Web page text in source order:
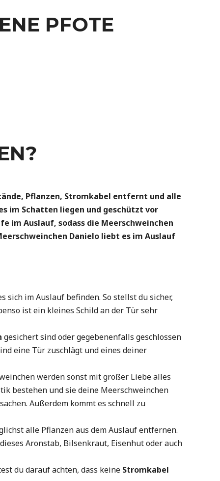
PFOTE
Pflanzen, Stromkabel entfernt und alle
im Schatten liegen und geschützt vor
im Auslauf, sodass die Meerschweinchen
Danielo liebt es im Auslauf
sich im Auslauf befinden. So stellst du sicher,
ist ein kleines Schild an der Tür sehr
gesichert sind oder gegebenenfalls geschlossen
eine Tür zuschlägt und eines deiner
werden sonst mit großer Liebe alles
bestehen und sie deine Meerschweinchen
Außerdem kommt es schnell zu
alle Pflanzen aus dem Auslauf entfernen.
Aronstab, Bilsenkraut, Eisenhut oder auch
du darauf achten, dass keine Stromkabel